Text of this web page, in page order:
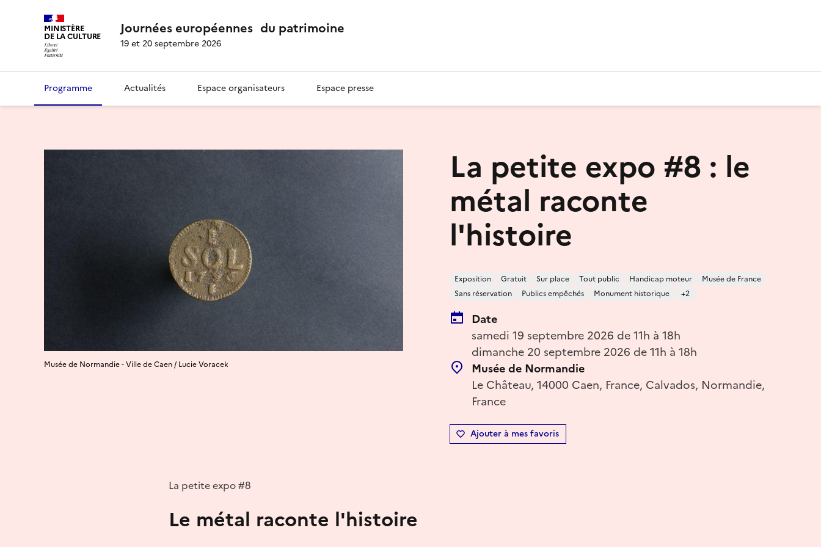
MINISTÈRE
DE LA CULTURE Journées européennes du patrimoine
19 et 20 septembre 2026
Programme Actualités Espace organisateurs Espace presse
La petite expo #8 : le
métal raconte
l'histoire
Exposition Gratuit Sur place Tout public Handicap moteur
Musée de France
Sans réservation
Publics empêchés Monument historique +2
Date
samedi 19 septembre 2026 de 11h à 18h
dimanche 20 septembre 2026 de 11h à 18h
Musée de Normandie
Le Château, 14000 Caen, France, Calvados, Normandie,
France
Ajouter à mes favoris
Musée de Normandie - Ville de Caen / Lucie Voracek
La petite expo #8
Le métal raconte l'histoire